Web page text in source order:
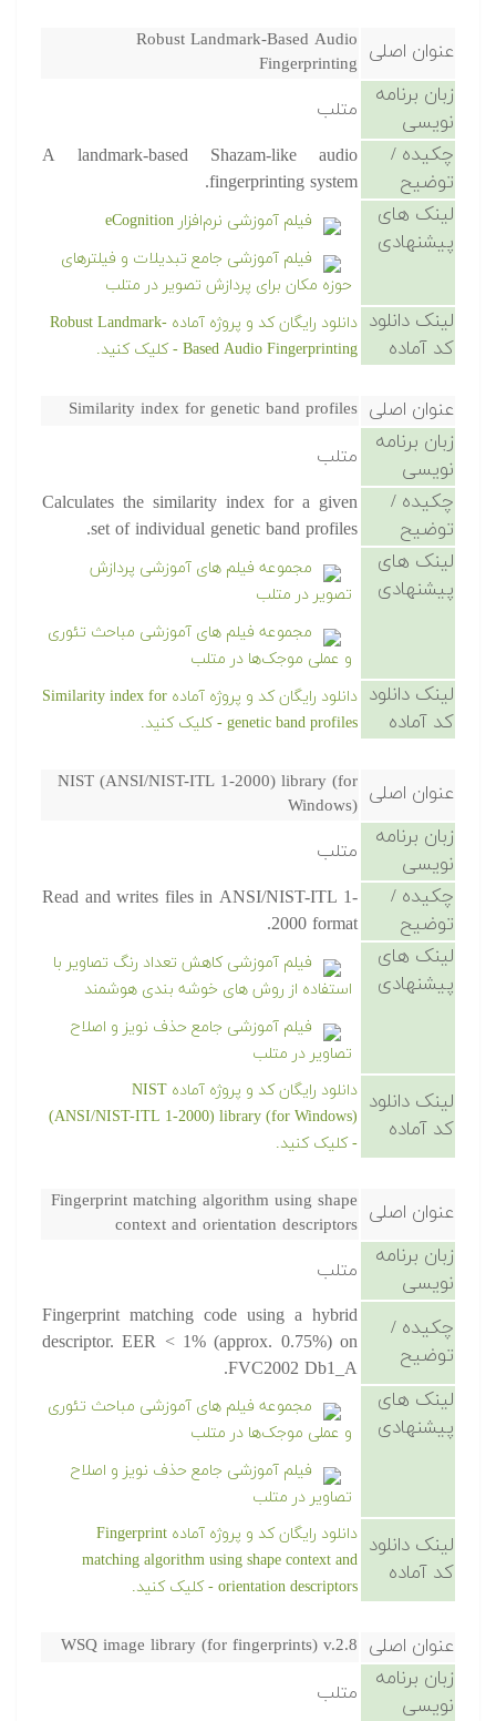
عنوان اصلی Robust Landmark-Based Audio
Fingerprinting
زبان برنامه
نویسی
متلب
چکیده /
توضیح
A landmark-based Shazam-like audio
fingerprinting system.
لینک های
پیشنهادی
فیلم آموزشی نرم‌افزار eCognition
فیلم آموزشی جامع تبدیلات و فیلترهای
حوزه مکان برای پردازش تصویر در متلب
لینک دانلود
کد آماده
دانلود رایگان کد و پروژه آماده Robust Landmark-
Based Audio Fingerprinting - کلیک کنید.
عنوان اصلی Similarity index for genetic band profiles
زبان برنامه
نویسی
متلب
چکیده /
توضیح
Calculates the similarity index for a given
set of individual genetic band profiles.
لینک های
پیشنهادی
مجموعه فیلم های آموزشی پردازش
تصویر در متلب
مجموعه فیلم های آموزشی مباحث تئوری
و عملی موجک‌ها در متلب
لینک دانلود
کد آماده
دانلود رایگان کد و پروژه آماده Similarity index for
genetic band profiles - کلیک کنید.
عنوان اصلی NIST (ANSI/NIST-ITL 1-2000) library (for
Windows)
زبان برنامه
نویسی
متلب
چکیده /
توضیح
Read and writes files in ANSI/NIST-ITL 1-
2000 format.
لینک های
پیشنهادی
فیلم آموزشی کاهش تعداد رنگ تصاویر با
استفاده از روش های خوشه بندی هوشمند
فیلم آموزشی جامع حذف نویز و اصلاح
تصاویر در متلب
لینک دانلود
کد آماده
دانلود رایگان کد و پروژه آماده NIST
(ANSI/NIST-ITL 1-2000) library (for Windows)
- کلیک کنید.
عنوان اصلی Fingerprint matching algorithm using shape
context and orientation descriptors
زبان برنامه
نویسی
متلب
چکیده /
توضیح
Fingerprint matching code using a hybrid
descriptor. EER < 1% (approx. 0.75%) on
FVC2002 Db1_A.
لینک های
پیشنهادی
مجموعه فیلم های آموزشی مباحث تئوری
و عملی موجک‌ها در متلب
فیلم آموزشی جامع حذف نویز و اصلاح
تصاویر در متلب
لینک دانلود
کد آماده
دانلود رایگان کد و پروژه آماده Fingerprint
matching algorithm using shape context and
orientation descriptors - کلیک کنید.
عنوان اصلی WSQ image library (for fingerprints) v.2.8
زبان برنامه
نویسی
متلب